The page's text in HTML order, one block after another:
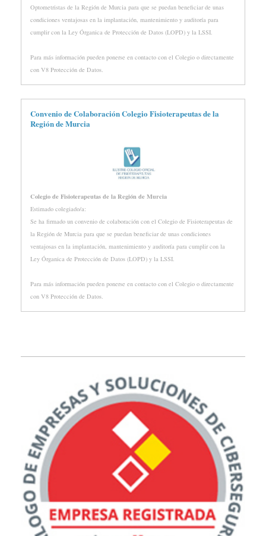
Optometristas de la Región de Murcia para que se puedan beneficiar de unas
condiciones ventajosas en la implantación, mantenimiento y auditoría para
cumplir con la Ley Órganica de Protección de Datos (LOPD) y la LSSI.
Para más información pueden ponerse en contacto con el Colegio o directamente
con V8 Protección de Datos.
Convenio de Colaboración Colegio Fisioterapeutas de la
Región de Murcia
Colegio de Fisioterapeutas de la Región de Murcia
Estimado colegiado/a:
Se ha firmado un convenio de colaboración con el Colegio de Fisioterapeutas de
la Región de Murcia para que se puedan beneficiar de unas condiciones
ventajosas en la implantación, mantenimiento y auditoría para cumplir con la
Ley Órganica de Protección de Datos (LOPD) y la LSSI.
Para más información pueden ponerse en contacto con el Colegio o directamente
con V8 Protección de Datos.